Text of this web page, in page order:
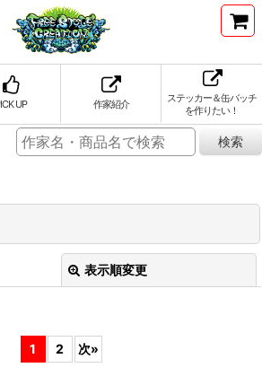
UP 作家紹介
ステッカー＆缶バッチ
を作りたい！
表示順変更
1 2 次»